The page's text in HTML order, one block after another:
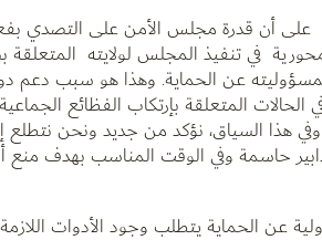
أن قدرة مجلس الأمن على التصدي
في تنفيذ المجلس لولايته المتعلقة
عن الحماية. وهذا هو سبب دعم
المتعلقة بإرتكاب الفظائع
حاسمة وفي الوقت المناسب بهدف منع
عن الحماية يتطلب وجود الأدوات